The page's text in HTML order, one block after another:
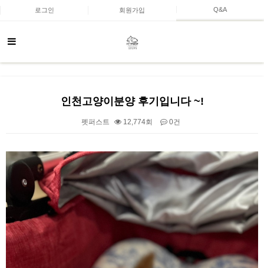
로그인 회원가입 Q&A
인천고양이분양 후기입니다 ~!
펫퍼스트 12,774회 0건
본문